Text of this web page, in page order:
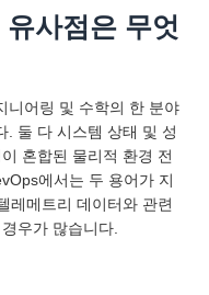
사점은 무엇
니어링 및 수학의 한 분야
. 둘 다 시스템 상태 및 성
혼합된 물리적 환경 전
에서는 두 용어가 지
레메트리 데이터와 관련
우가 많습니다.